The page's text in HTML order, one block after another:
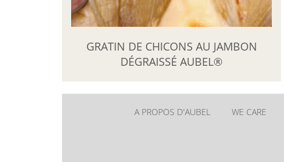
GRATIN DE CHICONS AU JAMBON
DÉGRAISSÉ AUBEL®
A PROPOS D'AUBEL WE CARE